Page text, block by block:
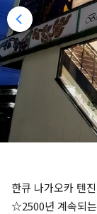
한큐 나가오카 텐
☆2500년 계속되